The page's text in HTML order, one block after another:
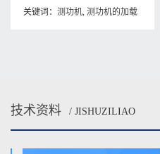
关键词： 测功机, 测功机的加载
技术资料 / JISHUZILIAO